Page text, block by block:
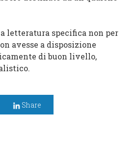
specifica non per
avesse a disposizione
di buon livello,
Share